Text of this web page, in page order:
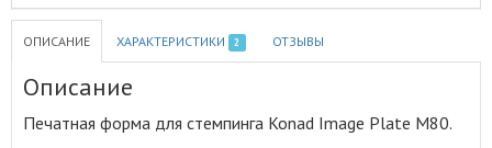
ОПИСАНИЕ ХАРАКТЕРИСТИКИ 2 ОТЗЫВЫ
Описание
Печатная форма для стемпинга Konad Image Plate M80.